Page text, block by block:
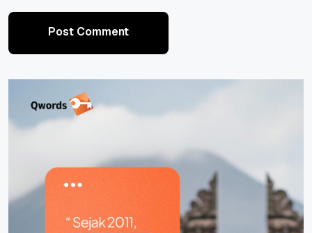
Post Comment